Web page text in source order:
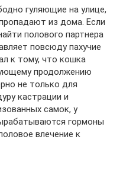
гуляющие на улице,
из дома. Если
полового партнера
повсюду пахучие
к тому, что кошка
продолжению
не только для
кастрации и
самок, у
гормоны
влечение к